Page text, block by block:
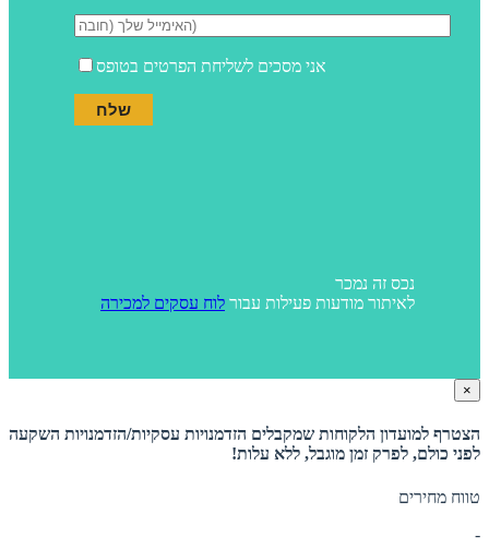
אני מסכים לשליחת הפרטים בטופס
נכס זה נמכר
לאיתור מודעות פעילות עבור לוח עסקים למכירה
×
הצטרף למועדון הלקוחות שמקבלים הזדמנויות עסקיות/הזדמנויות השקעה
לפני כולם, לפרק זמן מוגבל, ללא עלות!
טווח מחירים
-